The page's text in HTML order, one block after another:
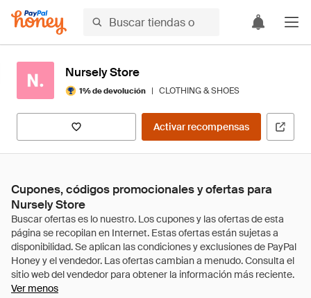
Nursely Store
1% de devolución | CLOTHING & SHOES
Activar recompensas
Cupones, códigos promocionales y ofertas para
Nursely Store
Ver menos